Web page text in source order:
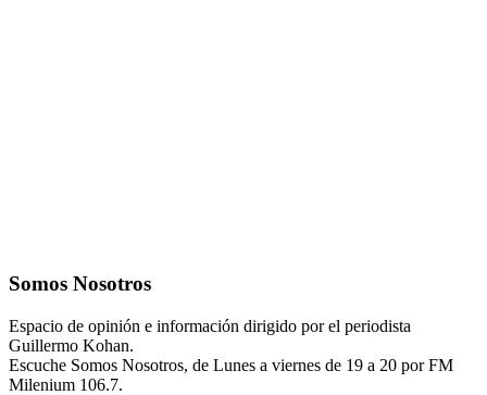
Somos Nosotros
Espacio de opinión e información dirigido por el periodista
Guillermo Kohan.
Escuche Somos Nosotros, de Lunes a viernes de 19 a 20 por FM
Milenium 106.7.